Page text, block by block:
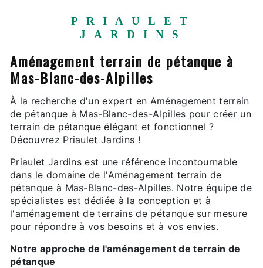
PRIAULET
JARDINS
Aménagement terrain de pétanque à
Mas-Blanc-des-Alpilles
À la recherche d'un expert en Aménagement terrain
de pétanque à Mas-Blanc-des-Alpilles pour créer un
terrain de pétanque élégant et fonctionnel ?
Découvrez Priaulet Jardins !
Priaulet Jardins est une référence incontournable
dans le domaine de l'Aménagement terrain de
pétanque à Mas-Blanc-des-Alpilles. Notre équipe de
spécialistes est dédiée à la conception et à
l'aménagement de terrains de pétanque sur mesure
pour répondre à vos besoins et à vos envies.
Notre approche de l'aménagement de terrain de
pétanque